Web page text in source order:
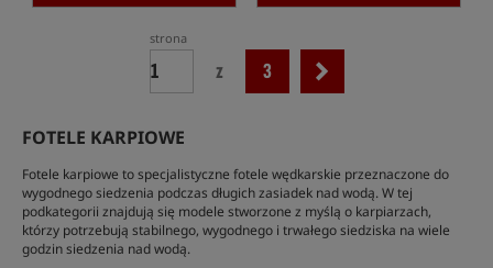
strona
z 3
FOTELE KARPIOWE
Fotele karpiowe to specjalistyczne fotele wędkarskie przeznaczone do
wygodnego siedzenia podczas długich zasiadek nad wodą. W tej
podkategorii znajdują się modele stworzone z myślą o karpiarzach,
którzy potrzebują stabilnego, wygodnego i trwałego siedziska na wiele
godzin siedzenia nad wodą.